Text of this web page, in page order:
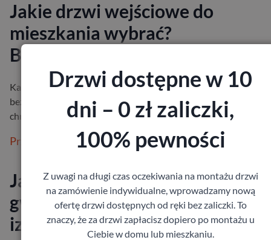
Jakie drzwi wejściowe do
mieszkania wybrać?
Bezpieczeństwo i izolacja
Każdy z nas chce czuć się we własnym mieszkaniu spokojnie i
bezpiecznie. Drzwi wejściowe odgrywają w tym ogromną rolę –
chronią przed hałase…
Przeczytaj więcej
Jaka grubość drzwi
gwarantuje bezpieczeństwo i
izolację?
Drzwi dostępne w 10
dni – 0 zł zaliczki,
100% pewności
Z uwagi na długi czas oczekiwania na montażu drzwi
na zamówienie indywidualne, wprowadzamy nową
ofertę drzwi dostępnych od ręki bez zaliczki. To
znaczy, że za drzwi zapłacisz dopiero po montażu u
Ciebie w domu lub mieszkaniu.